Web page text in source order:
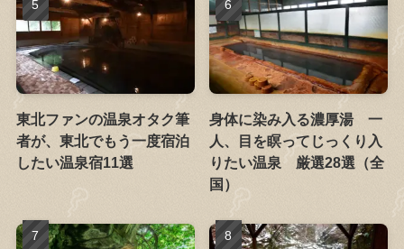
東北ファンの温泉オタク筆
者が、東北でもう一度宿泊
したい温泉宿11選
身体に染み入る濃厚湯 一
人、目を瞑ってじっくり入
りたい温泉 厳選28選（全
国）